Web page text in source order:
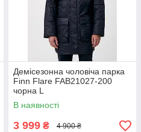
Демісезонна чоловіча парка
Finn Flare FAB21027-200
чорна L
В наявності
3 999 ₴ 4 900 ₴